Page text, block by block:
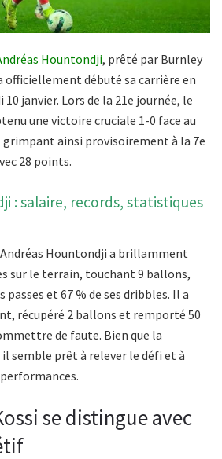
Hountondji, prêté par Burnley
officiellement débuté sa carrière en
10 janvier. Lors de la 21e journée, le
une victoire cruciale 1-0 face au
ainsi provisoirement à la 7e
28 points.
: salaire, records, statistiques
Hountondji a brillamment
sur le terrain, touchant 9 ballons,
passes et 67 % de ses dribbles. Il a
récupéré 2 ballons et remporté 50
de faute. Bien que la
semble prêt à relever le défi et à
se distingue avec